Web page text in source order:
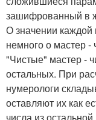
зашифрованный в
О значении
немного о мастер -
"Чистые" мастер -
остальных. При
нумерологи
оставляют их как